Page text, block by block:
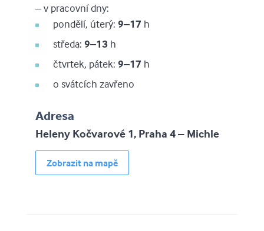
– v pracovní dny:
pondělí, úterý: 9–17 h
středa: 9–13 h
čtvrtek, pátek: 9–17 h
o svátcích zavřeno
Adresa
Heleny Kočvarové 1, Praha 4 – Michle
Zobrazit na mapě